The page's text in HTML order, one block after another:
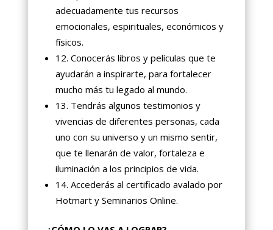
adecuadamente tus recursos
emocionales, espirituales, económicos y
físicos.
12. Conocerás libros y películas que te
ayudarán a inspirarte, para fortalecer
mucho más tu legado al mundo.
13. Tendrás algunos testimonios y
vivencias de diferentes personas, cada
uno con su universo y un mismo sentir,
que te llenarán de valor, fortaleza e
iluminación a los principios de vida.
14. Accederás al certificado avalado por
Hotmart y Seminarios Online.